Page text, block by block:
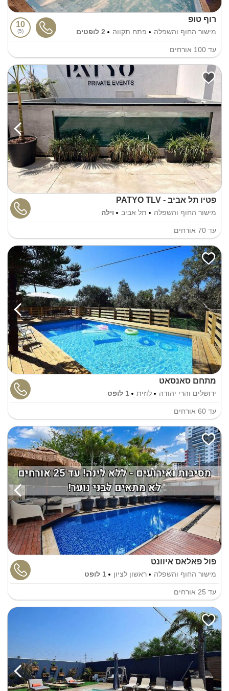
רוף טופ
מישור החוף והשפלה פתח תקווה 2 לופטים
10
5
עד 100 אורחים
פטיו תל אביב - PATYO TLV
מישור החוף והשפלה תל אביב וילה
עד 70 אורחים
מתחם סאנסאט
ירושלים והרי יהודה לוזית 1 לופט
עד 60 אורחים
פול פאלאס איוונט
מישור החוף והשפלה ראשון לציון 1 לופט
עד 25 אורחים